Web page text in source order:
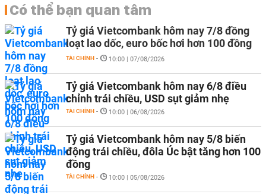
Có thể bạn quan tâm
Tỷ giá Vietcombank hôm nay 7/8 đồng
loạt lao dốc, euro bốc hơi hơn 100 đồng
TÀI CHÍNH - 10:00 | 07/08/2026
Tỷ giá Vietcombank hôm nay 6/8 điều
chỉnh trái chiều, USD sụt giảm nhẹ
TÀI CHÍNH - 10:00 | 06/08/2026
Tỷ giá Vietcombank hôm nay 5/8 biến
động trái chiều, đôla Úc bật tăng hơn 100
đồng
TÀI CHÍNH - 10:00 | 05/08/2026